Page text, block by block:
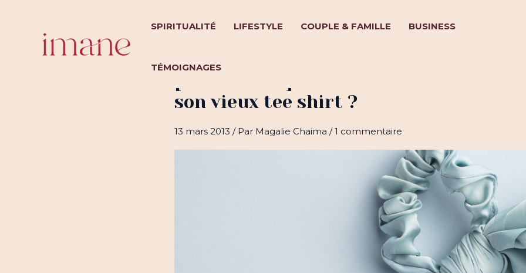
SPIRITUALITÉ LIFESTYLE COUPLE & FAMILLE BUSINESS
TÉMOIGNAGES
[DIY couture] Comment donner une
son vieux tee shirt ?
13 mars 2013 / Par Magalie Chaima /1 commentaire